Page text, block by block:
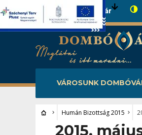
Városunk Dombóvár
VÁROSUNK
Humán Bizottság 2015
2015.